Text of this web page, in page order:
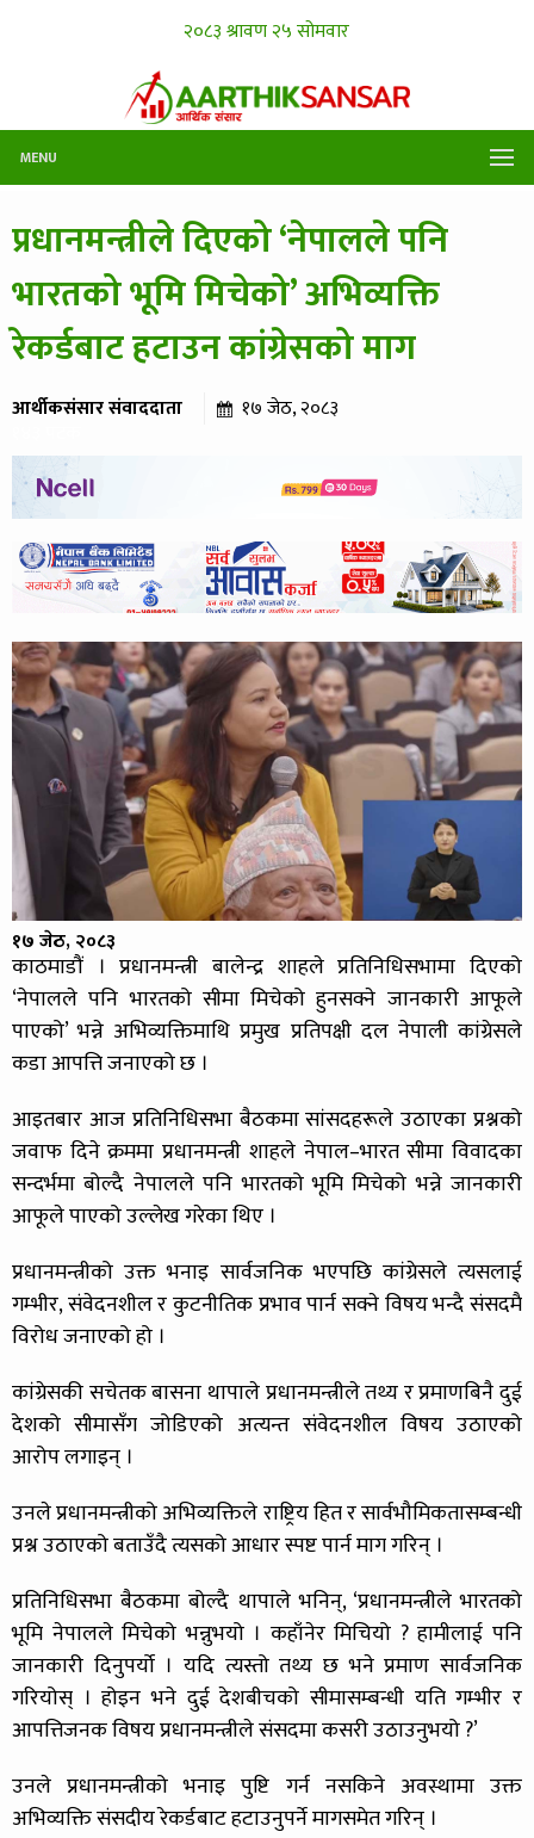
MENU
प्रधानमन्त्रीले दिएको ‘नेपालले पनि
भारतको भूमि मिचेको’ अभिव्यक्ति
रेकर्डबाट हटाउन कांग्रेसको माग
आर्थीकसंसार संवाददाता १७ जेठ, २०८३
१७ जेठ, २०८३
काठमाडौं । प्रधानमन्त्री बालेन्द्र शाहले प्रतिनिधिसभामा दिएको
‘नेपालले पनि भारतको सीमा मिचेको हुनसक्ने जानकारी आफूले
पाएको’ भन्ने अभिव्यक्तिमाथि प्रमुख प्रतिपक्षी दल नेपाली कांग्रेसले
कडा आपत्ति जनाएको छ ।
आइतबार आज प्रतिनिधिसभा बैठकमा सांसदहरूले उठाएका प्रश्नको
जवाफ दिने क्रममा प्रधानमन्त्री शाहले नेपाल–भारत सीमा विवादका
सन्दर्भमा बोल्दै नेपालले पनि भारतको भूमि मिचेको भन्ने जानकारी
आफूले पाएको उल्लेख गरेका थिए ।
प्रधानमन्त्रीको उक्त भनाइ सार्वजनिक भएपछि कांग्रेसले त्यसलाई
गम्भीर, संवेदनशील र कुटनीतिक प्रभाव पार्न सक्ने विषय भन्दै संसदमै
विरोध जनाएको हो ।
कांग्रेसकी सचेतक बासना थापाले प्रधानमन्त्रीले तथ्य र प्रमाणबिनै दुई
देशको सीमासँग जोडिएको अत्यन्त संवेदनशील विषय उठाएको
आरोप लगाइन् ।
उनले प्रधानमन्त्रीको अभिव्यक्तिले राष्ट्रिय हित र सार्वभौमिकतासम्बन्धी
प्रश्न उठाएको बताउँदै त्यसको आधार स्पष्ट पार्न माग गरिन् ।
प्रतिनिधिसभा बैठकमा बोल्दै थापाले भनिन्, ‘प्रधानमन्त्रीले भारतको
भूमि नेपालले मिचेको भन्नुभयो । कहाँनेर मिचियो ? हामीलाई पनि
जानकारी दिनुपर्यो । यदि त्यस्तो तथ्य छ भने प्रमाण सार्वजनिक
गरियोस् । होइन भने दुई देशबीचको सीमासम्बन्धी यति गम्भीर र
आपत्तिजनक विषय प्रधानमन्त्रीले संसदमा कसरी उठाउनुभयो ?’
उनले प्रधानमन्त्रीको भनाइ पुष्टि गर्न नसकिने अवस्थामा उक्त
अभिव्यक्ति संसदीय रेकर्डबाट हटाउनुपर्ने मागसमेत गरिन् ।